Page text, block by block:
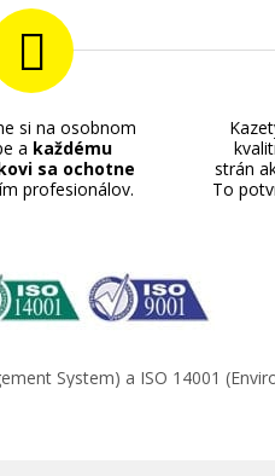
si na osobnom
a každému
sa ochotne
profesionálov.
strán
To
System) a ISO 14001